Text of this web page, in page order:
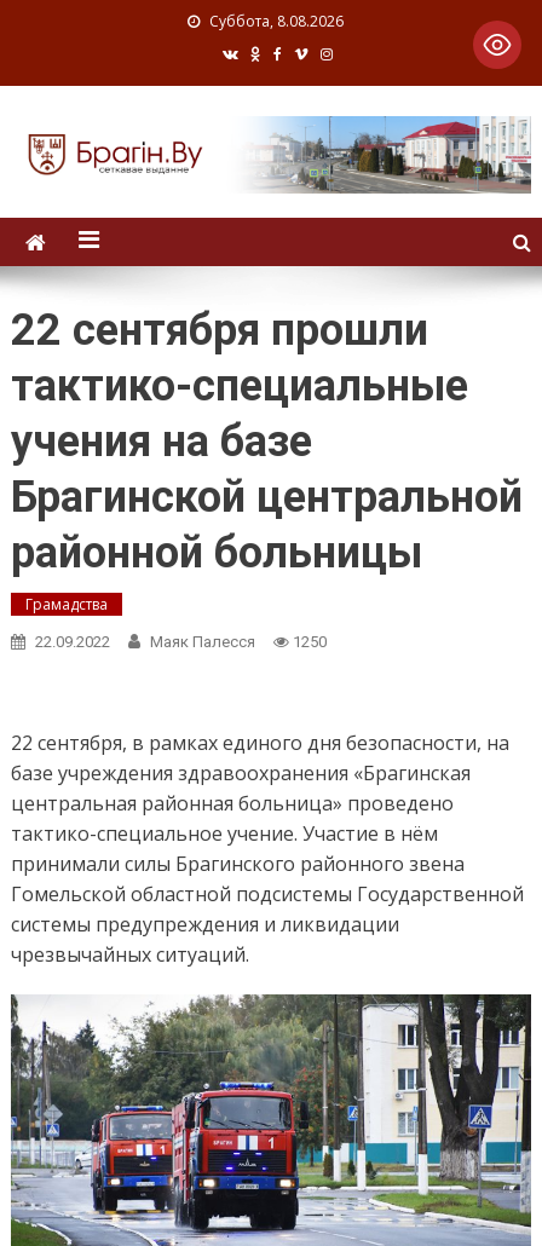
Суббота, 8.08.2026
22 сентября прошли
тактико-специальные
учения на базе
Брагинской центральной
районной больницы
Грамадства
22.09.2022 Маяк Палесся 1250
22 сентября, в рамках единого дня безопасности, на
базе учреждения здравоохранения «Брагинская
центральная районная больница» проведено
тактико-специальное учение. Участие в нём
принимали силы Брагинского районного звена
Гомельской областной подсистемы Государственной
системы предупреждения и ликвидации
чрезвычайных ситуаций.